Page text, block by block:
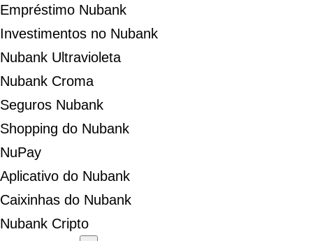
Empréstimo Nubank
Investimentos no Nubank
Nubank Ultravioleta
Nubank Croma
Seguros Nubank
Shopping do Nubank
NuPay
Aplicativo do Nubank
Caixinhas do Nubank
Nubank Cripto